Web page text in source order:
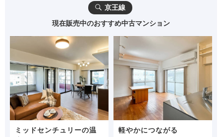
京王線
現在販売中のおすすめ中古マンション
ミッドセンチュリーの温
軽やかにつながる